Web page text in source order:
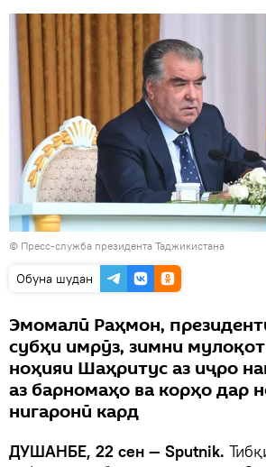
© Пресс-служба президента Таджикистана
Обуна шудан
Эмомалӣ Раҳмон,
субҳи имрӯз, зимни
ноҳияи Шаҳритус аз иҷро
аз барномаҳо ва корҳо дар
нигаронӣ кард
ДУШАНБЕ, 22 сен — Sputnik.